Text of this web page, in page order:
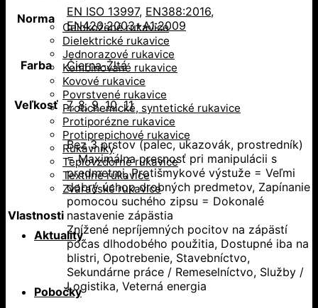
Celokožené rukavice
Dielektrické rukavice
Jednorazové rukavice
Kombinované rukavice
Kovové rukavice
Povrstvené rukavice
Protichemické, syntetické rukavice
Protiporézne rukavice
Protiprepichové rukavice
Rukávniky
Teplovzdorné rukavice
Textilné rukavice
Zváračské rukavice
Aktuality
Pobočky
Norma EN ISO 13997, EN388:2016,
EN420:2003+A1:2009
Farba Čierna-Žltá
Veľkosť 7,8,9,10,11
Vlastnosti
Bez 3 prstov (palec, ukazovák, prostredník)
= Maximálna presnosť pri manipulácii s
predmetmi, Protišmykové výstuže = Veľmi
dobrý úchop drobných predmetov, Zapínanie
pomocou suchého zipsu = Dokonalé
nastavenie zápästia
Znížené nepríjemných pocitov na zápästí
počas dlhodobého použitia, Dostupné iba na
blistri, Opotrebenie, Stavebníctvo,
Sekundárne práce / Remeselníctvo, Služby /
Logistika, Veterná energia